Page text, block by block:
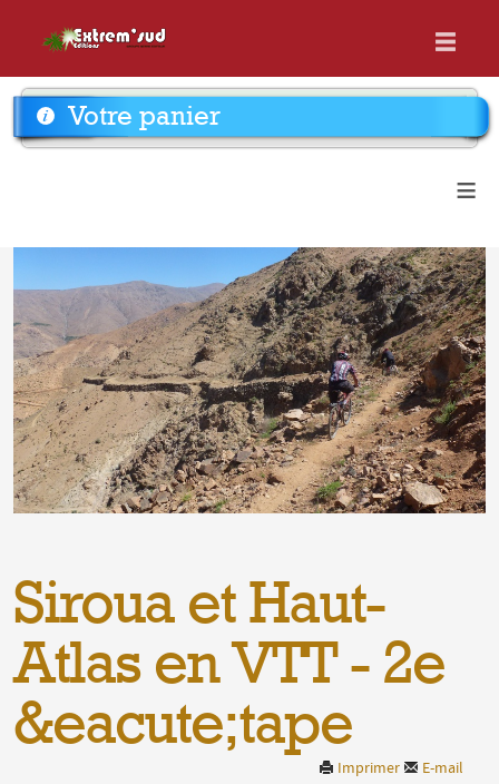
Votre panier
≡
Siroua et Haut-
Atlas en VTT - 2e
&eacute;tape
Imprimer E-mail